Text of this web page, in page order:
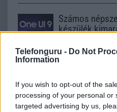
Telefonguru - Do Not
Information
If you wish to opt-out of the
processing of your personal or
targeted advertising by us,
Számos
készülék
modellekről
2026.06.30| Phone Arena
funkciókat és
azonban több korábbi
Galaxy készülék számára ez